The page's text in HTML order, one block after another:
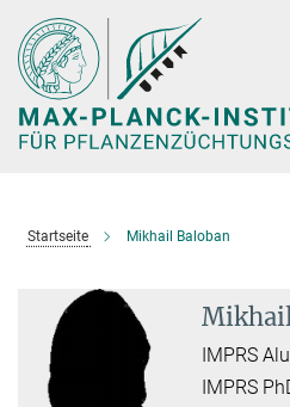
Hauptinhalt
Startseite Mikhail Baloban
IMPRS
IMPRS